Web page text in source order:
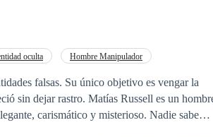
oculta
Hombre Manipulador
falsas. Su único objetivo es vengar la
Russell es un hombre
carismático y misterioso. Nadie sabe